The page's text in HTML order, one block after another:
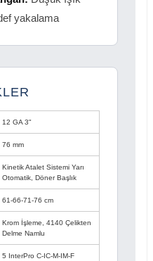
yakalama
12 GA 3"
76 mm
Kinetik Atalet Sistemi Yarı
Otomatik, Döner Başlık
61-66-71-76 cm
Krom İşleme, 4140 Çelikten
Delme Namlu
5 InterPro C-IC-M-IM-F